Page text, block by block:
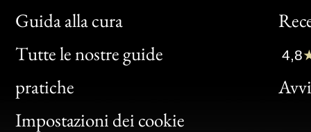
Guida alla cura
Tutte le nostre guide
pratiche
Impostazioni dei cookie
Bon
Clic
Bon
4,8